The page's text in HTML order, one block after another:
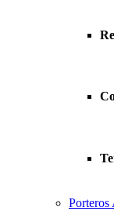
Porteros